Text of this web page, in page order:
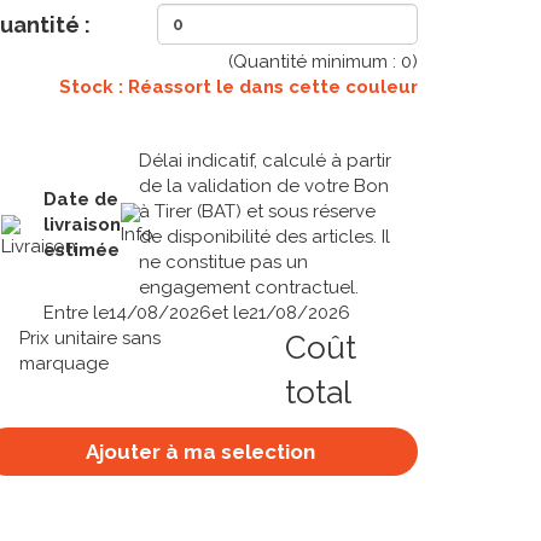
:
(Quantité minimum : 0)
Stock : Réassort le dans cette couleur
Date de
livraison
estimée
Délai indicatif, calculé à partir
de la validation de votre Bon
à Tirer (BAT) et sous réserve
de disponibilité des articles. Il
ne constitue pas un
engagement contractuel.
Entre le14/08/2026et le21/08/2026
Prix unitaire sans
marquage
Coût
total
Ajouter à ma selection